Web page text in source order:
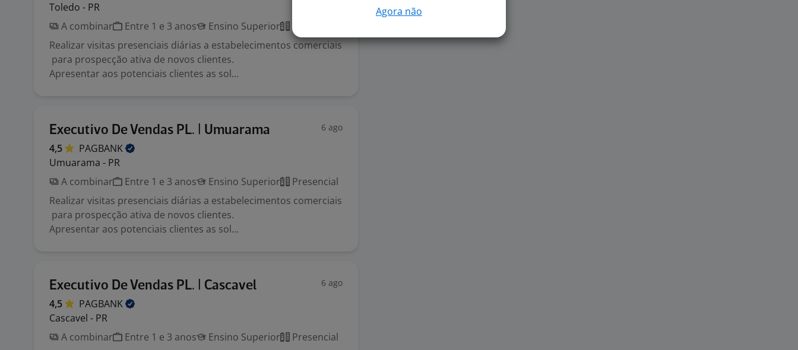
Toledo - PR
A combinar
Entre 1 e 3 anos Ensino Superior
Presencial
Realizar visitas presenciais diárias a estabelecimentos comerciais
para prospecção ativa de novos clientes.
Apresentar aos potenciais clientes as sol...
Executivo De Vendas PL. | Umuarama 6 ago
4,5
PAGBANK
Umuarama - PR
A combinar
Entre 1 e 3 anos Ensino Superior
Presencial
Realizar visitas presenciais diárias a estabelecimentos comerciais
para prospecção ativa de novos clientes.
Apresentar aos potenciais clientes as sol...
Executivo De Vendas PL. | Cascavel 6 ago
4,5
PAGBANK
Cascavel - PR
A combinar
Entre 1 e 3 anos Ensino Superior
Presencial
Agora não